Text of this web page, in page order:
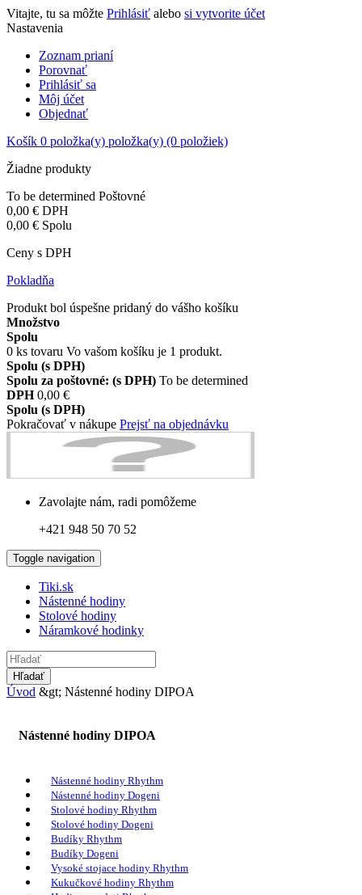
Vitajte, tu sa môžte Prihlásiť alebo si vytvorite účet
Nastavenia
Zoznam prianí
Porovnať
Prihlásiť sa
Môj účet
Objednať
Košík 0 položka(y) položka(y) (0 položiek)
Žiadne produkty
To be determined Poštovné
0,00 € DPH
0,00 € Spolu
Ceny s DPH
Pokladňa
Produkt bol úspešne pridaný do vášho košíku
Množstvo
Spolu
0 ks tovaru Vo vašom košíku je 1 produkt.
Spolu (s DPH)
Spolu za poštovné: (s DPH) To be determined
DPH 0,00 €
Spolu (s DPH)
Pokračovať v nákupe Prejsť na objednávku
Zavolajte nám, radi pomôžeme
+421 948 50 70 52
Toggle navigation
Tiki.sk
Nástenné hodiny
Stolové hodiny
Náramkové hodinky
Hľadať
Úvod &gt; Nástenné hodiny DIPOA
Nástenné hodiny DIPOA
Nástenné hodiny Rhythm
Nástenné hodiny Dogeni
Stolové hodiny Rhythm
Stolové hodiny Dogeni
Budíky Rhythm
Budíky Dogeni
Vysoké stojace hodiny Rhythm
Kukučkové hodiny Rhythm